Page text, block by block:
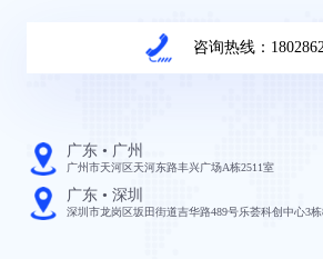
咨询热线：
广东 • 广州
广州市天河区天河东路丰兴广场A栋2511室
广东 • 深圳
深圳市龙岗区坂田街道吉华路489号乐荟科创中心3栋